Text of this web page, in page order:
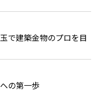
で建築金物のプロを目
の第一歩